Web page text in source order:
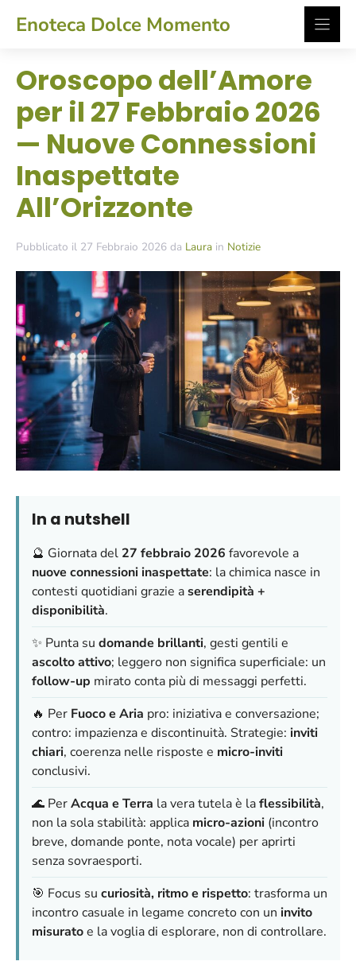
Enoteca Dolce Momento
Oroscopo dell’Amore
per il 27 Febbraio 2026
— Nuove Connessioni
Inaspettate
All’Orizzonte
Pubblicato il 27 Febbraio 2026 da Laura in Notizie
In a nutshell
🔮 Giornata del 27 febbraio 2026 favorevole a
nuove connessioni inaspettate: la chimica nasce in
contesti quotidiani grazie aserendipità +
disponibilità.
✨ Punta su domande brillanti, gesti gentili e
ascolto attivo; leggero non significa superficiale: un
follow-up mirato conta più di messaggi perfetti.
🔥 Per Fuoco e Aria pro: iniziativa e conversazione;
contro: impazienza e discontinuità. Strategie: inviti
chiari, coerenza nelle risposte e micro-inviti
conclusivi.
🌊 PerAcqua e Terra la vera tutela è laflessibilità,
non la sola stabilità: applica micro-azioni (incontro
breve, domande ponte, nota vocale) per aprirti
senza sovraesporti.
🎯 Focus su curiosità, ritmo e rispetto: trasforma un
incontro casuale in legame concreto con un invito
misuratoe la voglia di esplorare, non di controllare.